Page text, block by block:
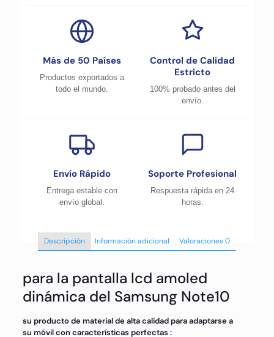
Más de 50 Países
Productos exportados a
todo el mundo.
Control de Calidad
Estricto
100% probado antes del
envío.
Envío Rápido
Entrega estable con
envío global.
Soporte Profesional
Respuesta rápida en 24
horas.
Descripción Información adicional Valoraciones0
para la pantalla lcd amoled
dinámica del Samsung Note10
su producto de material de alta calidad para adaptarse a
su móvil con características perfectas :